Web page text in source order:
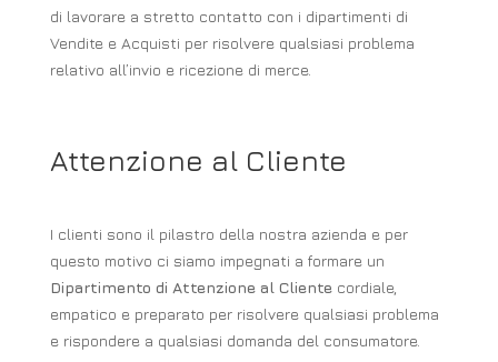
di lavorare a stretto contatto con i dipartimenti di
Vendite e Acquisti per risolvere qualsiasi problema
relativo all’invio e ricezione di merce.
Attenzione al Cliente
I clienti sono il pilastro della nostra azienda e per
questo motivo ci siamo impegnati a formare un
Dipartimento di Attenzione al Clientecordiale,
empatico e preparato per risolvere qualsiasi problema
e rispondere a qualsiasi domanda del consumatore.